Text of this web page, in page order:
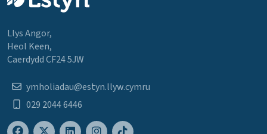
Llys Angor,
Heol Keen,
Caerdydd CF24 5JW
ymholiadau@estyn.llyw.cymru
029 2044 6446